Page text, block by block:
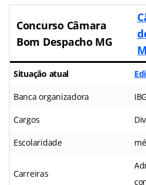
Concurso Câmara
Bom Despacho MG
Situação atual
Banca organizadora
Cargos
Escolaridade
Carreiras